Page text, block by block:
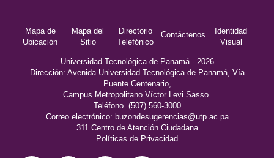
Mapa de
Ubicación
Mapa del
Sitio
Directorio
Telefónico
Contáctenos
Identidad
Visual
Universidad Tecnológica de Panamá - 2026
Dirección: Avenida Universidad Tecnológica de Panamá, Vía
Puente Centenario,
Campus Metropolitano Víctor Levi Sasso.
Teléfono. (507) 560-3000
Correo electrónico: buzondesugerencias@utp.ac.pa
311 Centro de Atención Ciudadana
Políticas de Privacidad